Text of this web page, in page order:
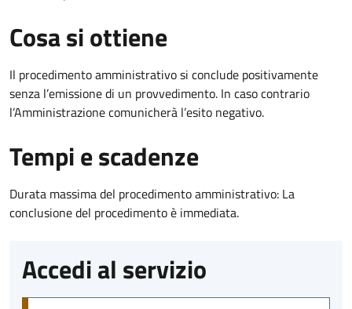
Cosa si ottiene
Il procedimento amministrativo si conclude positivamente
senza l’emissione di un provvedimento. In caso contrario
l’Amministrazione comunicherà l’esito negativo.
Tempi e scadenze
Durata massima del procedimento amministrativo: La
conclusione del procedimento è immediata.
Accedi al servizio